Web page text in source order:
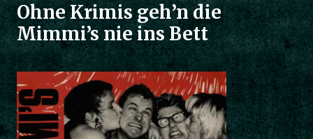
Ohne Krimis geh’n die
Mimmi’s nie ins Bett